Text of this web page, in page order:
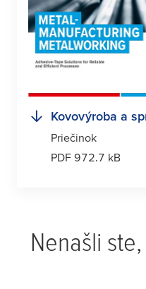
Kovovýroba a
Priečinok
PDF 972.7 kB
Nenašli